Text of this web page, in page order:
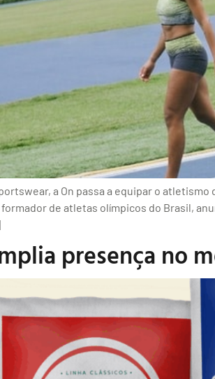
a On passa a equipar o
de atletas olímpicos do Brasil,
presença no